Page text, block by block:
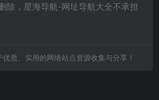
除，星海导航-网址导航大全不承担
质、实用的网络站点资源收集与分享！